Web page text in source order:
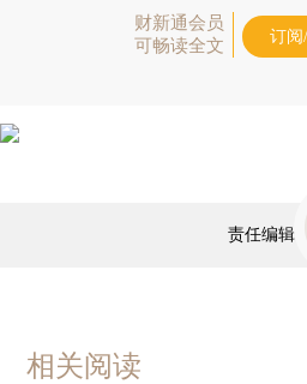
财新通会员
可畅读全文
订阅
责任编辑
相关阅读